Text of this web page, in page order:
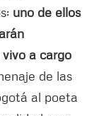
uno de ellos
a cargo
de las
al poeta